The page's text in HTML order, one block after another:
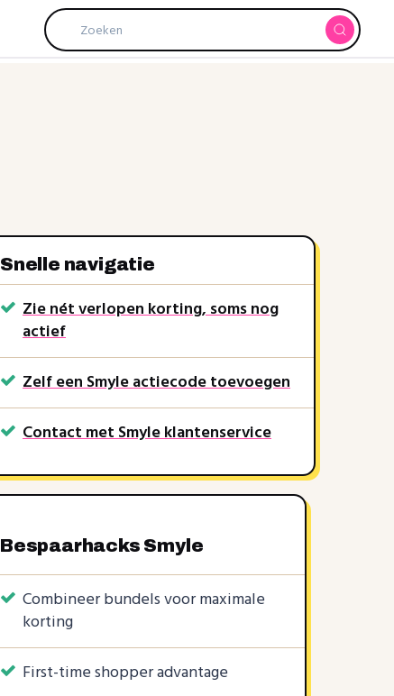
10%
Snelle navigatie
Zie nét verlopen korting, soms nog
actief
Zelf een Smyle actiecode toevoegen
Contact met Smyle klantenservice
Bespaarhacks Smyle
Combineer bundels voor maximale
korting
First-time shopper advantage